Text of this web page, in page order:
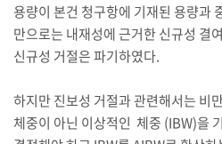
용량이 본건 청구항에 기재된 용량과
만으로는 내재성에 근거한 신규성 결
신규성 거절은 파기하였다.
하지만 진보성 거절과 관련해서는 비
체중이 아닌 이상적인 체중 (IBW)을